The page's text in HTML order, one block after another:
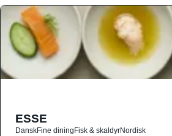
ESSE
DanskFine diningFisk & skaldyrNordisk